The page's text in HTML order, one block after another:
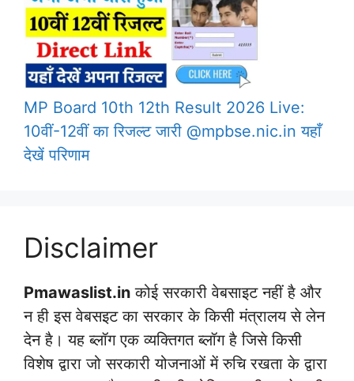
MP Board 10th 12th Result 2026 Live:
10वीं-12वीं का रिजल्ट जारी @mpbse.nic.in यहाँ
देखें परिणाम
Disclaimer
Pmawaslist.in कोई सरकारी वेबसाइट नहीं है और
न ही इस वेबसइट का सरकार के किसी मंत्रालय से लेन
देन है। यह ब्लॉग एक व्यक्तिगत ब्लॉग है जिसे किसी
विशेष द्वारा जो सरकारी योजनाओं में रुचि रखता के द्वारा